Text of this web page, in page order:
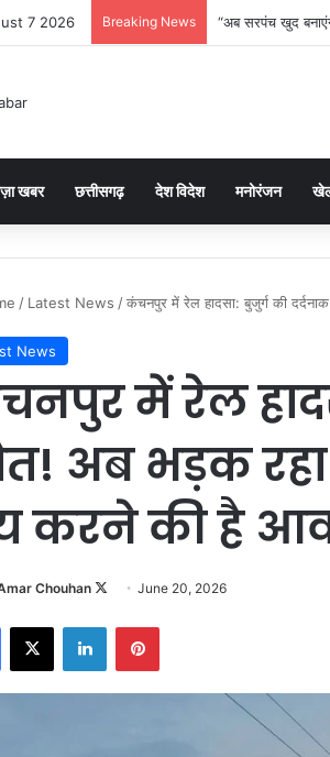
7 2026 Breaking News “अब सरपंच खुद बनाएंगे
खबर छत्तीसगढ़ देश विदेश मनोरंजन
/ Latest News /कंचनपुर में रेल हादसा: बुजुर्ग की
News
में रेल
अब भड़क रहा
करने की है
Chouhan
FollowJune 20, 2026
Facebook
X LinkedInPinterest